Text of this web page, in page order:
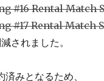
#16 Rental Match
#17 Rental Match
されました。
みとなるため、